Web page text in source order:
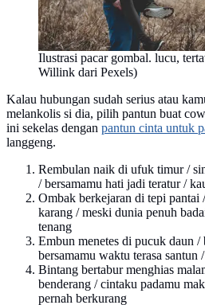
Ilustrasi pacar gombal. lucu,
Willink dari Pexels)
Kalau hubungan sudah serius atau
melankolis si dia, pilih pantun buat
ini sekelas dengan pantun cinta untuk
langgeng.
Rembulan naik di ufuk timur /
/ bersamamu hati jadi teratur /
Ombak berkejaran di tepi pantai
karang / meski dunia penuh
tenang
Embun menetes di pucuk daun
bersamamu waktu terasa santun
Bintang bertabur menghias
benderang / cintaku padamu
pernah berkurang